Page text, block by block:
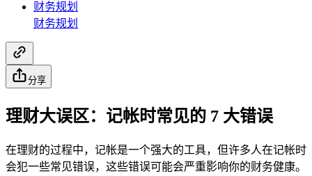
财务规划
财务规划
分享
理财大误区：记帐时常见的 7 大错误
在理财的过程中，记帐是一个强大的工具，但许多人在记帐时
会犯一些常见错误，这些错误可能会严重影响你的财务健康。